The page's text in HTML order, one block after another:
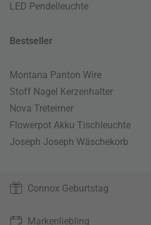
LED Pendelleuchte
Bestseller
Montana Panton Wire
Stoff Nagel Kerzenhalter
Nova Treteimer
Flowerpot Akku Tischleuchte
Joseph Joseph Wäschekorb
Connox Geburtstag
Markenliebling